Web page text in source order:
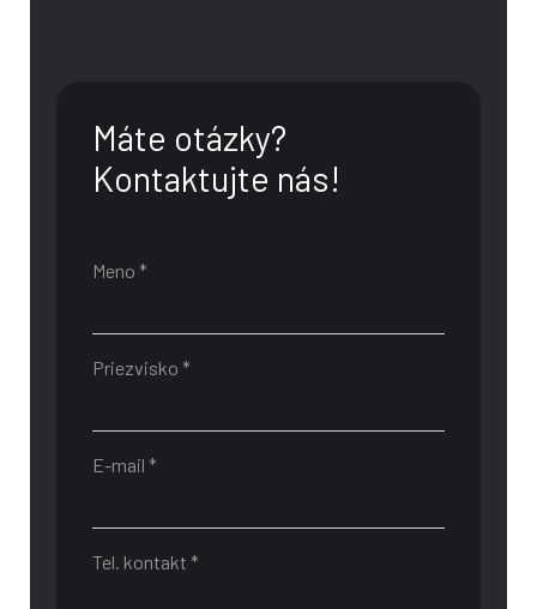
Máte otázky?
Kontaktujte nás!
Meno *
Priezvisko *
E-mail *
Tel. kontakt *